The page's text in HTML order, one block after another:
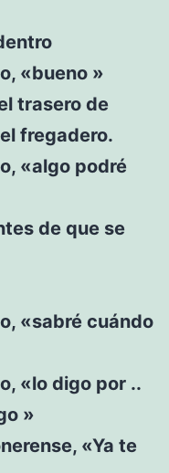
«bueno »
trasero de
fregadero.
«algo podré
de que se
«sabré cuándo
«lo digo por ..
»
«Ya te